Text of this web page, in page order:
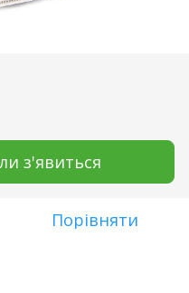
з'явиться
Порівняти